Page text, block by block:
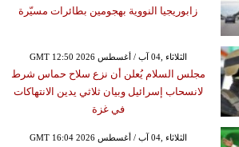
زابوريجيا النووية بهجومين بطائرات مسيّرة
GMT 12:50 2026 الثلاثاء ,04 آب / أغسطس
مجلس السلام يُعلن أن نزع سلاح حماس شرط
لانسحاب إسرائيل وبيان ثلاثي يدين الانتهاكات
في غزة
GMT 16:04 2026 الثلاثاء ,04 آب / أغسطس